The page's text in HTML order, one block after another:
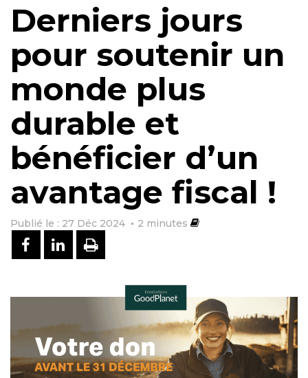
Derniers jours
pour soutenir un
monde plus
durable et
bénéficier d’un
avantage fiscal !
Publié le : 27 Déc 2024 2 minutes
PARTAGER SUR FACEBOOK
PARTAGER SUR LINKEDIN
IMPRIMER